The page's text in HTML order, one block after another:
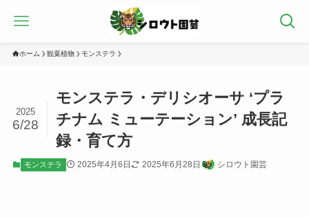
ホーム 観葉植物 モンステラ
モンステラ・デリシオーサ ‘プラ
チナム ミューテーション’ 成長記
録・育て方
2025
6/28
モンステラ 2025年4月6日 2025年6月28日 シロウト園芸